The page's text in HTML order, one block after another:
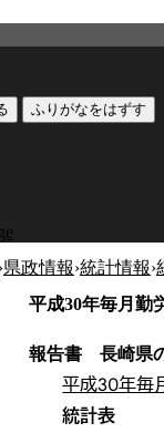
ふりがなをはずす
県政情報›統計情報›
平成30年毎月勤
報告書 長崎県
平成30年毎
統計表